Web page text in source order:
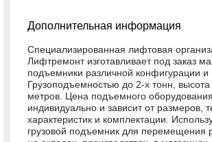
Дополнительная информация
Специализированная лифтовая
Лифтремонт изготавливает под заказ
подъемники различной конфигурации и
Грузоподъемностью до 2-х тонн,
метров. Цена подъемного
индивидуально и зависит от размеров,
характеристик и комплектации.
грузовой подъемник для перемещения